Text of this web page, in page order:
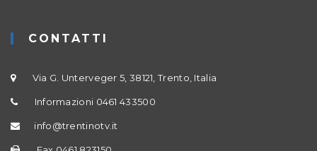
CONTATTI
Via G. Unterveger 5, 38121, Trento, Italia
Informazioni 0461 433500
info@trentinotv.it